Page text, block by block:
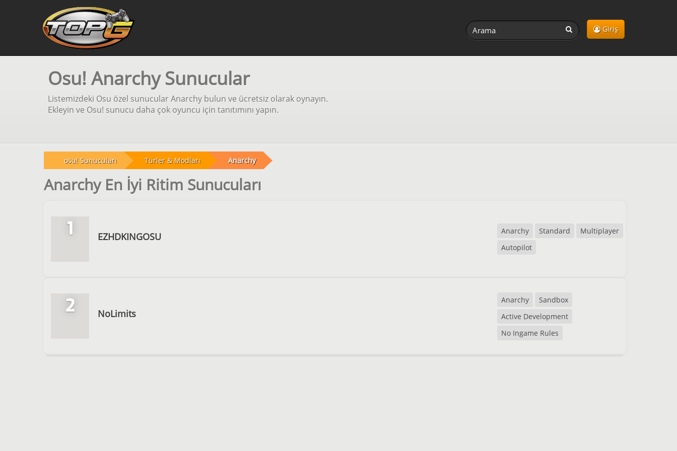
Giriş
Osu! Anarchy Sunucular
Listemizdeki Osu özel sunucular Anarchy bulun ve ücretsiz olarak oynayın.
Ekleyin ve Osu! sunucu daha çok oyuncu için tanıtımını yapın.
osu! Sunucuları Türler & Modları Anarchy
Anarchy En İyi Ritim Sunucuları
1 EZHDKINGOSU Anarchy Standard
Multiplayer
Autopilot
2 NoLimits
Anarchy
Sandbox
Active Development
No Ingame Rules